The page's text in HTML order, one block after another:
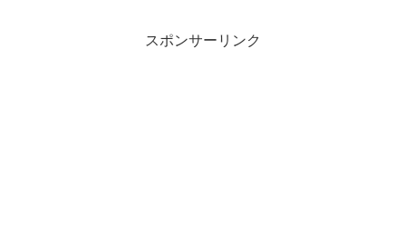
スポンサーリンク